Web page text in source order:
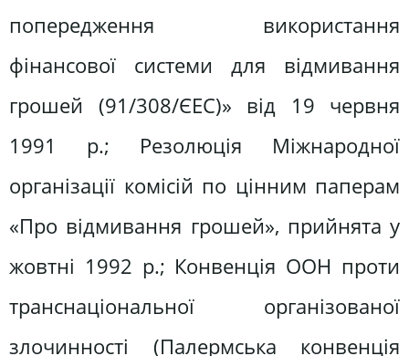
попередження використання
фінансової системи для відмивання
грошей (91/308/ЄЕС)» від 19 червня
1991 р.; Резолюція Міжнародної
організації комісій по цінним паперам
«Про відмивання грошей», прийнята у
жовтні 1992 р.; Конвенція ООН проти
транснаціональної організованої
злочинності (Палермська конвенція